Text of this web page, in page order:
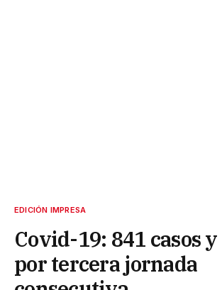
EDICIÓN IMPRESA
Covid-19: 841 casos
por tercera jornada